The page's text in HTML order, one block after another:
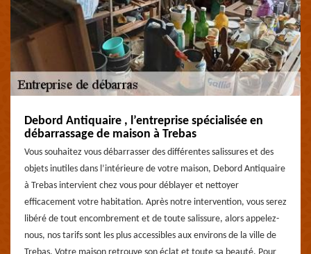
Debord Antiquaire , l’entreprise spécialisée en
débarrassage de maison à Trebas
Vous souhaitez vous débarrasser des différentes salissures et des
objets inutiles dans l’intérieure de votre maison, Debord Antiquaire
à Trebas intervient chez vous pour déblayer et nettoyer
efficacement votre habitation. Après notre intervention, vous serez
libéré de tout encombrement et de toute salissure, alors appelez-
nous, nos tarifs sont les plus accessibles aux environs de la ville de